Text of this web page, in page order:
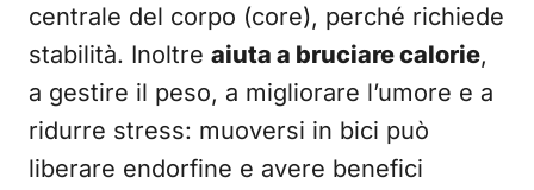
centrale del corpo (core), perché richiede
stabilità. Inoltre aiuta a bruciare calorie,
a gestire il peso, a migliorare l’umore e a
ridurre stress: muoversi in bici può
liberare endorfine e avere benefici